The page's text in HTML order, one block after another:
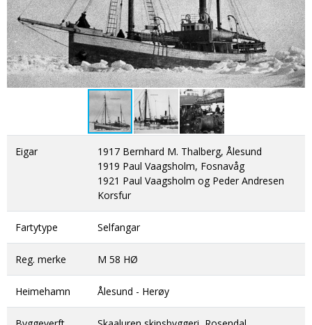
PERSONVERNERKLÆRING
ISHAVSQUIZ
FORTELLINGAR
KONTAKT
OPNINGSTIDER
Eigar
1917 Bernhard M. Thalberg, Ålesund
1919 Paul Vaagsholm, Fosnavåg
1921 Paul Vaagsholm og Peder Andresen
Korsfur
Fartytype Selfangar
Reg. merke M 58 HØ
Heimehamn Ålesund - Herøy